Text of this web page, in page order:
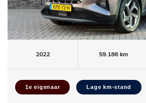
2022 59.186 km
1e eigenaar Lage km-stand